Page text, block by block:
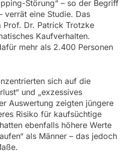
Störung“ – so der Begriff
verrät eine Studie. Das
Prof. Dr. Patrick Trotzke
Kaufverhalten.
mehr als 2.400 Personen
sich auf die
und „exzessives
Auswertung zeigten jüngere
Risiko für kaufsüchtige
ebenfalls höhere Werte
als Männer – das jedoch